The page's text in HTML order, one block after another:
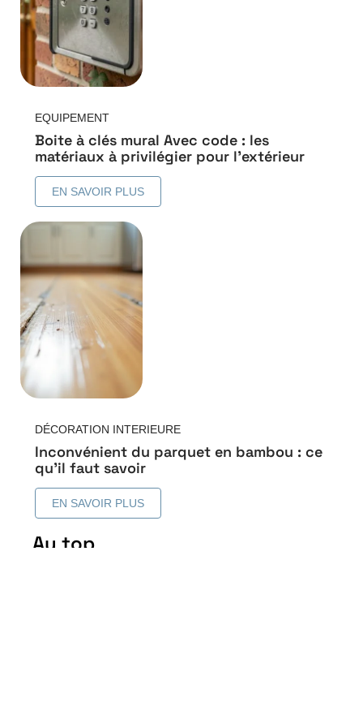
EQUIPEMENT
Boite à clés mural Avec code : les
matériaux à privilégier pour l’extérieur
EN SAVOIR PLUS
DÉCORATION INTERIEURE
Inconvénient du parquet en bambou : ce
qu’il faut savoir
EN SAVOIR PLUS
Au top